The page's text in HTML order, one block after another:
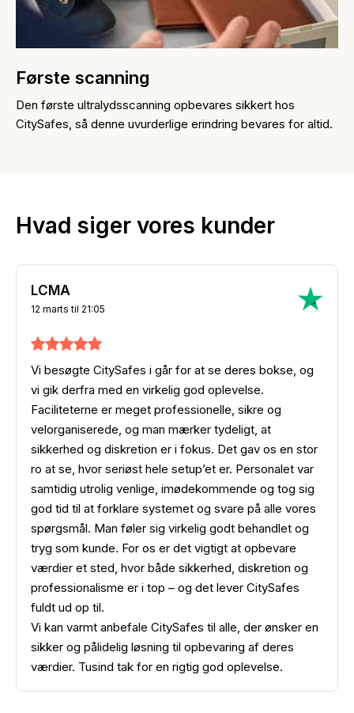
Første scanning
Den første ultralydsscanning opbevares sikkert hos
CitySafes, så denne uvurderlige erindring bevares for altid.
Hvad siger vores kunder
LCMA
12 marts til 21:05
Vi besøgte CitySafes i går for at se deres bokse, og
vi gik derfra med en virkelig god oplevelse.
Faciliteterne er meget professionelle, sikre og
velorganiserede, og man mærker tydeligt, at
sikkerhed og diskretion er i fokus. Det gav os en stor
ro at se, hvor seriøst hele setup’et er. Personalet var
samtidig utrolig venlige, imødekommende og tog sig
god tid til at forklare systemet og svare på alle vores
spørgsmål. Man føler sig virkelig godt behandlet og
tryg som kunde. For os er det vigtigt at opbevare
værdier et sted, hvor både sikkerhed, diskretion og
professionalisme er i top – og det lever CitySafes
fuldt ud op til.
Vi kan varmt anbefale CitySafes til alle, der ønsker en
sikker og pålidelig løsning til opbevaring af deres
værdier. Tusind tak for en rigtig god oplevelse.